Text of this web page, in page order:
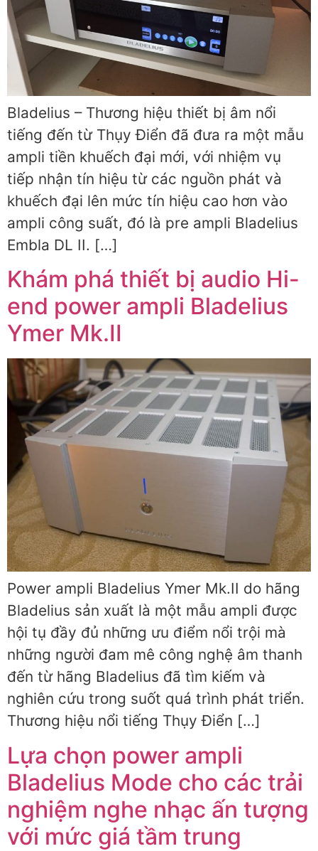
Bladelius – Thương hiệu thiết bị âm nổi
tiếng đến từ Thụy Điển đã đưa ra một mẫu
ampli tiền khuếch đại mới, với nhiệm vụ
tiếp nhận tín hiệu từ các nguồn phát và
khuếch đại lên mức tín hiệu cao hơn vào
ampli công suất, đó là pre ampli Bladelius
Embla DL II. […]
Khám phá thiết bị audio Hi-
end power ampli Bladelius
Ymer Mk.II
Power ampli Bladelius Ymer Mk.II do hãng
Bladelius sản xuất là một mẫu ampli được
hội tụ đầy đủ những ưu điểm nổi trội mà
những người đam mê công nghệ âm thanh
đến từ hãng Bladelius đã tìm kiếm và
nghiên cứu trong suốt quá trình phát triển.
Thương hiệu nổi tiếng Thụy Điển […]
Lựa chọn power ampli
Bladelius Mode cho các trải
nghiệm nghe nhạc ấn tượng
với mức giá tầm trung